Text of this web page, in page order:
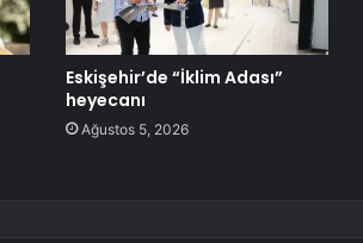
Eskişehir’de “İklim Adası”
heyecanı
Ağustos 5, 2026